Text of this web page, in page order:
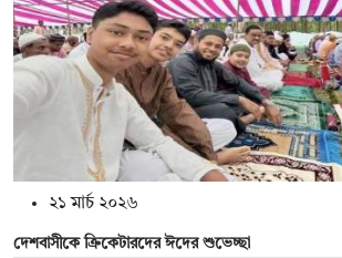
২১ মার্চ ২০২৬
দেশবাসীকে ক্রিকেটারদের ঈদের শুভেচ্ছা